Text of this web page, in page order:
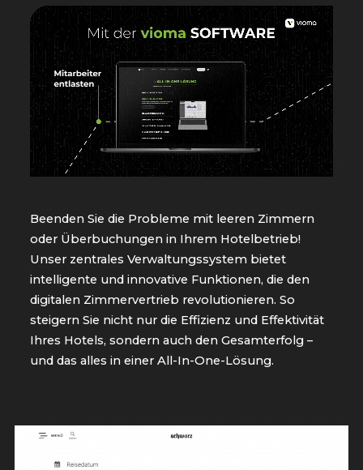
Beenden Sie die Probleme mit leeren Zimmern
oder Überbuchungen in Ihrem Hotelbetrieb!
Unser zentrales Verwaltungssystem bietet
intelligente und innovative Funktionen, die den
digitalen Zimmervertrieb revolutionieren. So
steigern Sie nicht nur die Effizienz und Effektivität
Ihres Hotels, sondern auch den Gesamterfolg –
und das alles in einer All-In-One-Lösung.